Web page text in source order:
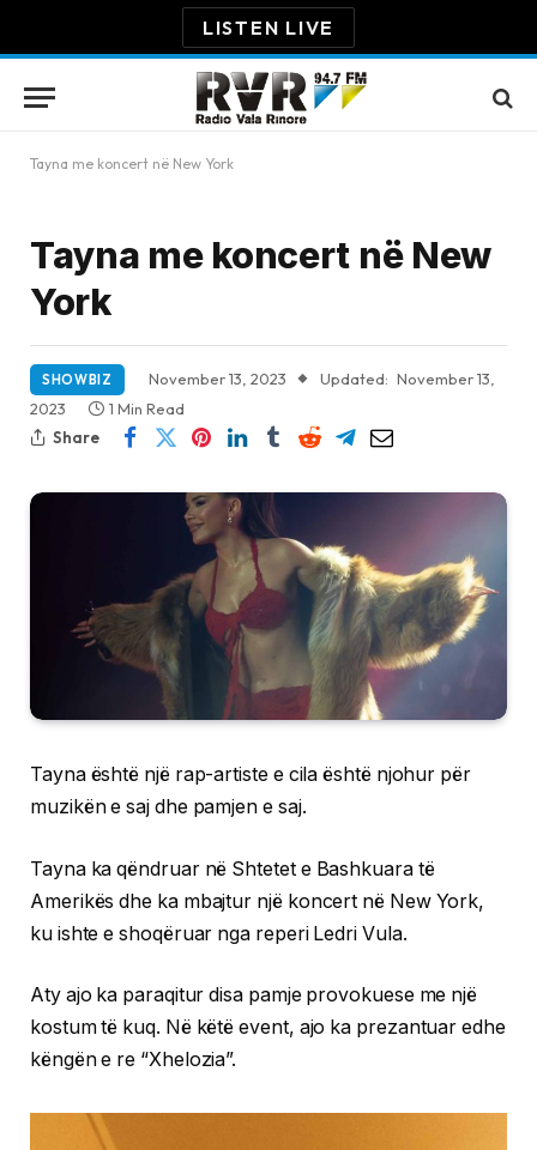
LISTEN LIVE
Tayna me koncert në New York
Tayna me koncert në New
York
SHOWBIZ November 13, 2023 Updated: November 13,
2023
1 Min Read
Share
Tayna është një rap-artiste e cila është njohur për
muzikën e saj dhe pamjen e saj.
Tayna ka qëndruar në Shtetet e Bashkuara të
Amerikës dhe ka mbajtur një koncert në New York,
ku ishte e shoqëruar nga reperi Ledri Vula.
Aty ajo ka paraqitur disa pamje provokuese me një
kostum të kuq. Në këtë event, ajo ka prezantuar edhe
këngën e re “Xhelozia”.